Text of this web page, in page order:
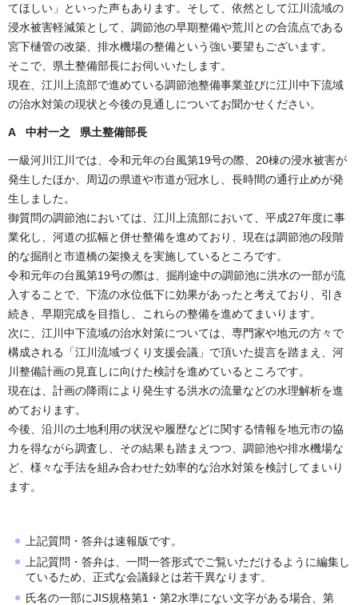
てほしい」といった声もあります。そして、依然として江川流域の
浸水被害軽減策として、調節池の早期整備や荒川との合流点である
宮下樋管の改築、排水機場の整備という強い要望もございます。
そこで、県土整備部長にお伺いいたします。
現在、江川上流部で進めている調節池整備事業並びに江川中下流域
の治水対策の現状と今後の見通しについてお聞かせください。
A 中村一之 県土整備部長
一級河川江川では、令和元年の台風第19号の際、20棟の浸水被害が
発生したほか、周辺の県道や市道が冠水し、長時間の通行止めが発
生しました。
御質問の調節池においては、江川上流部において、平成27年度に事
業化し、河道の拡幅と併せ整備を進めており、現在は調節池の段階
的な掘削と市道橋の架換えを実施しているところです。
令和元年の台風第19号の際は、掘削途中の調節池に洪水の一部が流
入することで、下流の水位低下に効果があったと考えており、引き
続き、早期完成を目指し、これらの整備を進めてまいります。
次に、江川中下流域の治水対策については、専門家や地元の方々で
構成される「江川流域づくり支援会議」で頂いた提言を踏まえ、河
川整備計画の見直しに向けた検討を進めているところです。
現在は、計画の降雨により発生する洪水の流量などの水理解析を進
めております。
今後、沿川の土地利用の状況や履歴などに関する情報を地元市の協
力を得ながら調査し、その結果も踏まえつつ、調節池や排水機場な
ど、様々な手法を組み合わせた効率的な治水対策を検討してまいり
ます。
上記質問・答弁は速報版です。
上記質問・答弁は、一問一答形式でご覧いただけるように編集し
ているため、正式な会議録とは若干異なります。
氏名の一部にJIS規格第1・第2水準にない文字がある場合、第